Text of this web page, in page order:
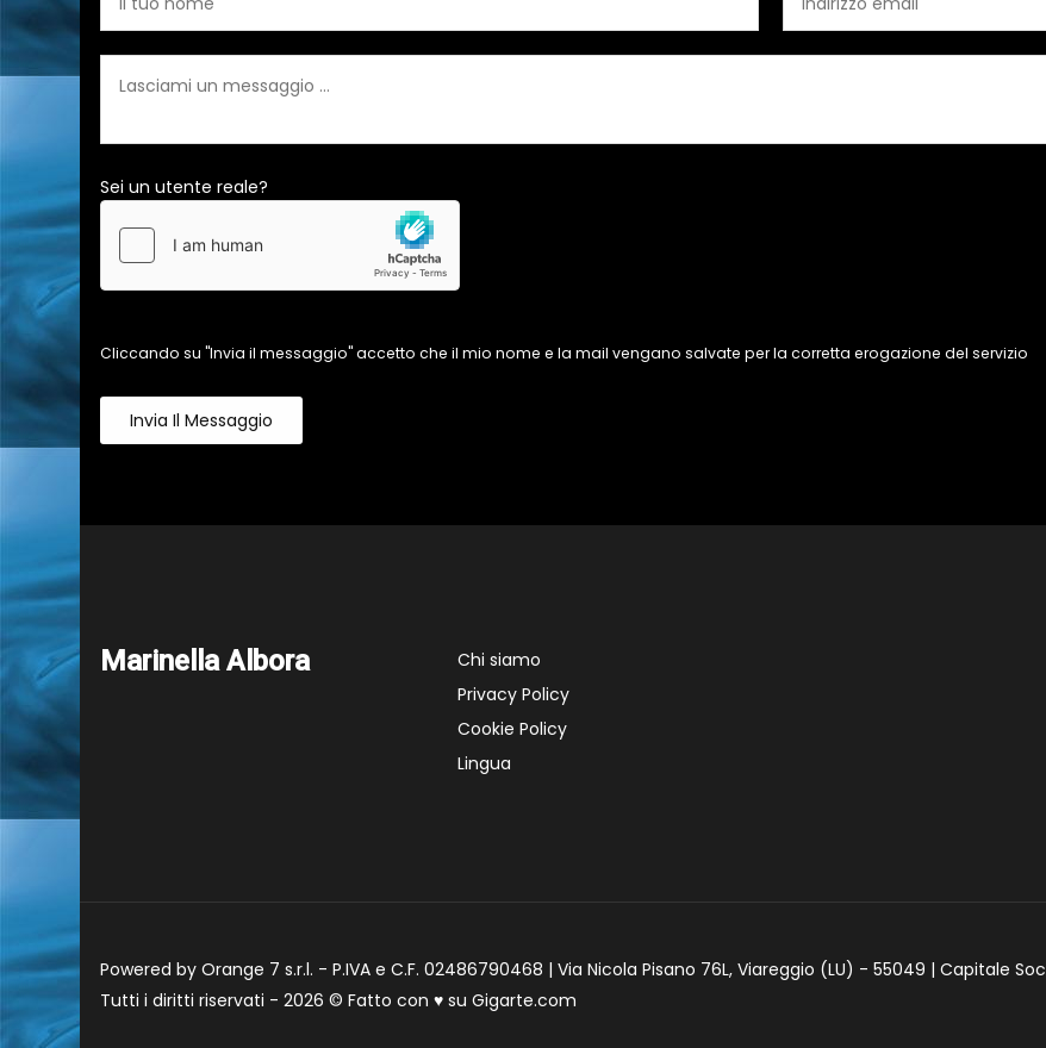
Sei un utente reale?
Cliccando su "Invia il messaggio" accetto che il mio nome e la mail vengano salvate per la corretta erogazione del servizio
Invia Il Messaggio
Marinella Albora
Chi siamo
Privacy Policy
Cookie Policy
Lingua
Powered by Orange 7 s.r.l. - P.IVA e C.F. 02486790468 | Via Nicola Pisano 76L, Viareggio (LU) - 55049 | Capitale
Tutti i diritti riservati - 2026 © Fatto con ♥ su Gigarte.com